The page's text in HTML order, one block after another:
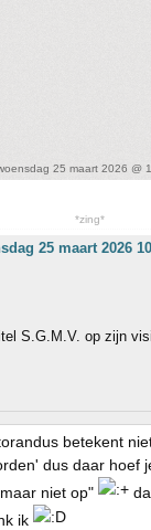
25 maart 2026 @
*zing*
25 maart 2026
S.G.M.V. op zijn
betekent
dus daar hoef
niet op"
ik